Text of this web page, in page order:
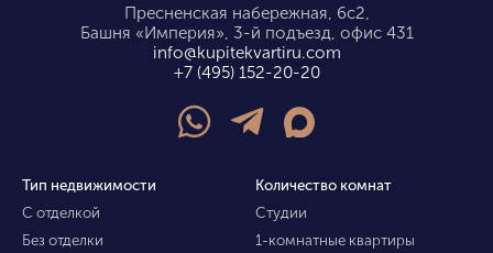
Пресненская набережная, 6с2,
Башня «Империя», 3-й подъезд, офис 431
info@kupitekvartiru.com
+7 (495) 152-20-20
Тип недвижимости
С отделкой
Без отделки
Количество комнат
Студии
1-комнатные квартиры